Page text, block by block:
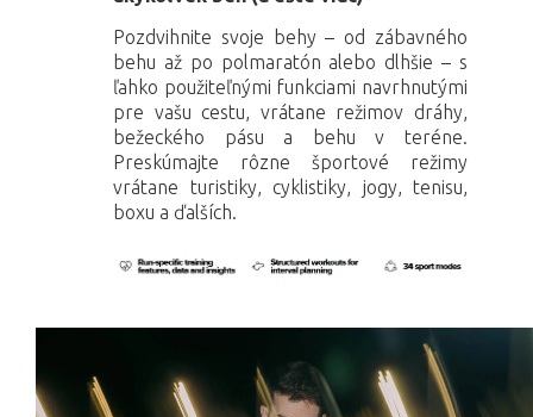
Pozdvihnite svoje behy – od zábavného
behu až po polmaratón alebo dlhšie – s
ľahko použiteľnými funkciami navrhnutými
pre vašu cestu, vrátane režimov dráhy,
bežeckého pásu a behu v teréne.
Preskúmajte rôzne športové režimy
vrátane turistiky, cyklistiky, jogy, tenisu,
boxu a ďalších.